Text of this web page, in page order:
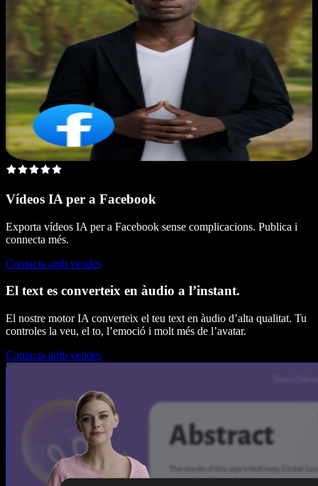
Vídeos IA per a Facebook
Exporta vídeos IA per a Facebook sense complicacions. Publica i
connecta més.
Contacta amb vendes
El text es converteix en àudio a l’instant.
El nostre motor IA converteix el teu text en àudio d’alta qualitat. Tu
controles la veu, el to, l’emoció i molt més de l’avatar.
Contacta amb vendes